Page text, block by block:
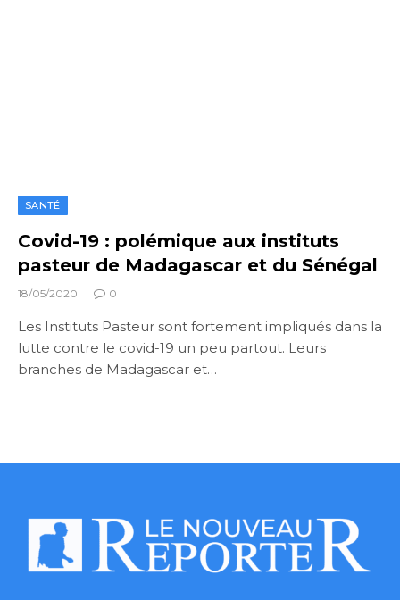
SANTÉ
Covid-19 : polémique aux instituts
pasteur de Madagascar et du Sénégal
18/05/2020 0
Les Instituts Pasteur sont fortement impliqués dans la
lutte contre le covid-19 un peu partout. Leurs
branches de Madagascar et…